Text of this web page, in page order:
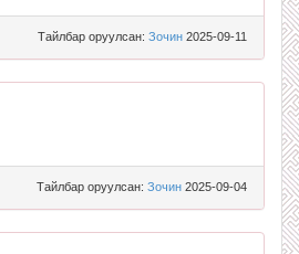
Тайлбар оруулсан: Зочин 2025-09-11
Тайлбар оруулсан: Зочин 2025-09-04